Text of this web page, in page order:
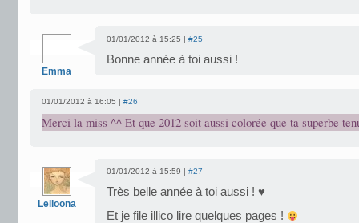
Emma
01/01/2012 à 15:25 | #25
Bonne année à toi aussi !
01/01/2012 à 16:05 | #26
Merci la miss ^^ Et que 2012 soit aussi colorée que ta superbe
Leiloona
01/01/2012 à 15:59 | #27
Très belle année à toi aussi ! ♥
Et je file illico lire quelques pages !